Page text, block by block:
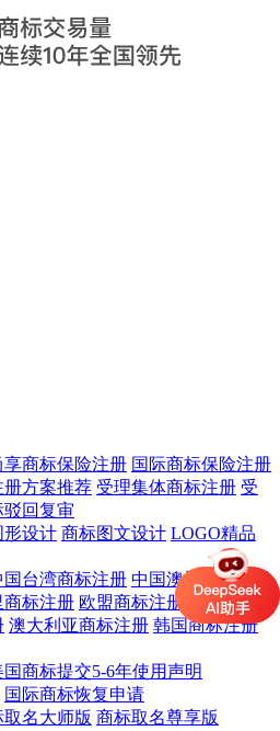
享商标保险注册 国际商标保险注册
册方案推荐 受理集体商标注册 受
驳回复审
形设计 商标图文设计 LOGO精品
国台湾商标注册 中国澳门商标注册
商标注册 欧盟商标注册
英国商标
澳大利亚商标注册 韩国商标注册
国商标提交5-6年使用声明
国际商标恢复申请
取名大师版 商标取名尊享版